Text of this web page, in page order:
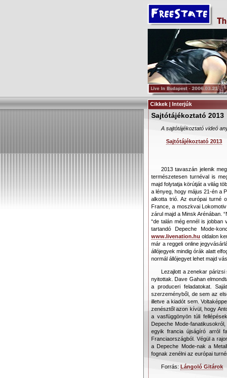
Cikkek | Interjúk
Sajtótájékoztató 2013
A sajtótájékoztató videó
Sajtótájékoztató 2013
2013 tavaszán jelenik
természetesen turnéval is
majd folytatja körútját a világ
a lényeg, hogy május 21-én a
alkotta trió. Az európai turné
France, a moszkvai
zárul majd a Minsk Arénában.
“de talán még ennél is jobban
tartandó Depeche Mode-
www.livenation.hu oldalon
már a reggeli online
állójegyek mindig órák alatt
normál állójegyet lehet majd
Lezajlott a zenekar párizsi
nyitottak. Dave Gahan
a produceri feladatokat.
szerzeményből, de sem az
illetve a kiadót sem.
zenésztől azon kívül, hogy
a vasfüggönyön túli
Depeche Mode-
egyik francia újságíró arról
Franciaországból. Végül a
a Depeche Mode-nak a
fognak zenélni az európai
Forrás: Lángoló Gitárok